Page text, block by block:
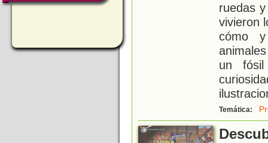
ruedas
vivieron
cómo
un
Temática: